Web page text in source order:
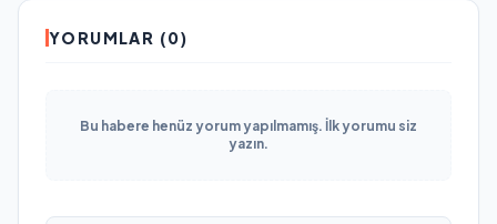
YORUMLAR (0)
Bu habere henüz yorum yapılmamış. İlk yorumu siz
yazın.